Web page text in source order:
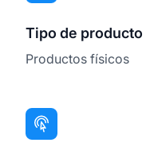
Tipo de producto
Productos físicos